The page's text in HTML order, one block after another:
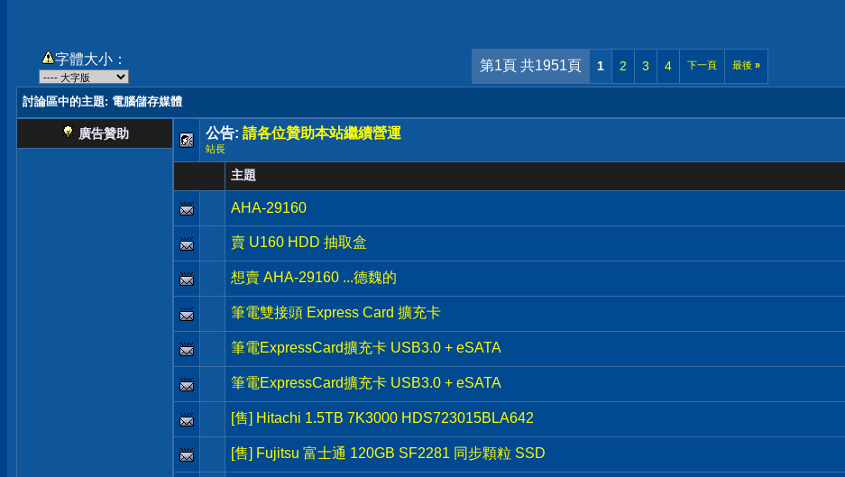
字體大小： 第1頁 共1951頁 1 2 3 4 下一頁 最後 »
討論區中的主題: 電腦儲存媒體
廣告贊助 公告: 請各位贊助本站繼續營運
站長
主題
AHA-29160
賣 U160 HDD 抽取盒
想賣 AHA-29160 ...德魏的
筆電雙接頭 Express Card 擴充卡
筆電ExpressCard擴充卡 USB3.0 + eSATA
筆電ExpressCard擴充卡 USB3.0 + eSATA
[售] Hitachi 1.5TB 7K3000 HDS723015BLA642
[售] Fujitsu 富士通 120GB SF2281 同步顆粒 SSD